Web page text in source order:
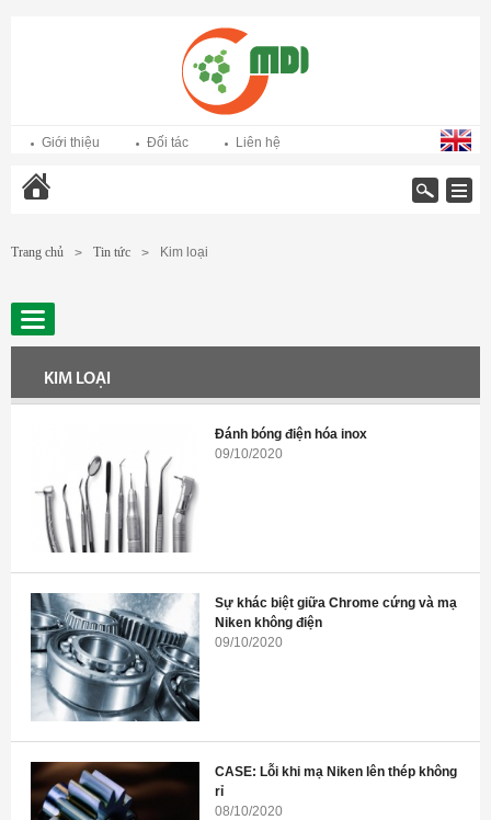
Giới thiệu Đối tác Liên hệ
Trang chủ > Tin tức > Kim loại
KIM LOẠI
Đánh bóng điện hóa inox
09/10/2020
Sự khác biệt giữa Chrome cứng và mạ
Niken không điện
09/10/2020
CASE: Lỗi khi mạ Niken lên thép không
rỉ
08/10/2020